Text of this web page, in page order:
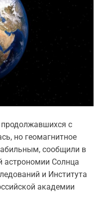
с
но геомагнитное
сообщили в
астрономии Солнца
и Института
академии